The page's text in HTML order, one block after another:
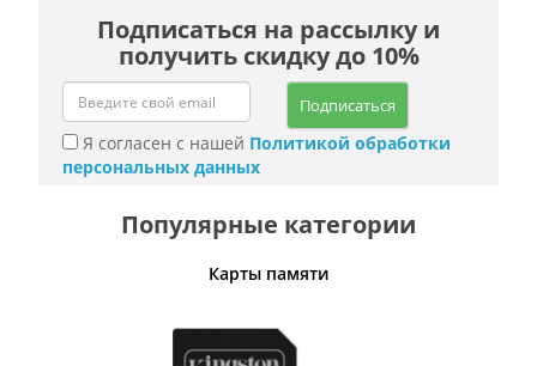
Подписаться на рассылку и
получить скидку до 10%
Подписаться
Я согласен с нашей Политикой обработки
персональных данных
Популярные категории
Карты памяти